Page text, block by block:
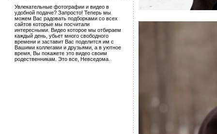
Увлекательные фотографии и видео в
удобной подаче? Запросто! Теперь мы
можем Вас радовать подборками со всех
сайтов которые мы посчитали
интересными. Видео которое мы отбираем
каждый день, убьет много свободного
времени и заставит Вас поделится им с
Вашими коллегами и друзьями, а в уютное
время, Вы покажете это видео своим
родественникам. Это все, Невседома.